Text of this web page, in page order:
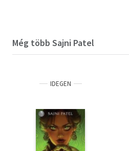
Még több Sajni Patel
IDEGEN